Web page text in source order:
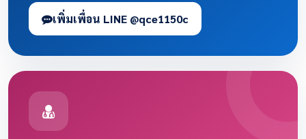
เพิ่มเพื่อน LINE @qce1150c